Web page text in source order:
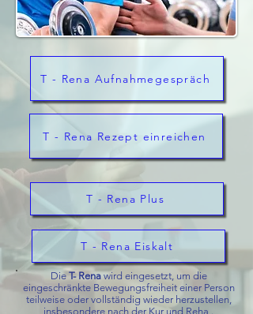
T - Rena Aufnahmegespräch
T - Rena Rezept einreichen
T - Rena Plus
T - Rena Eiskalt
Die T- Rena wird eingesetzt, um die
eingeschränkte Bewegungsfreiheit einer Person
teilweise oder vollständig wieder herzustellen,
insbesondere nach der Kur und Reha .